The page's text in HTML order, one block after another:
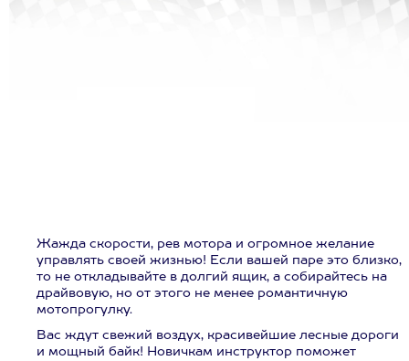
Жажда скорости, рев мотора и огромное желание
управлять своей жизнью! Если вашей паре это близко,
то не откладывайте в долгий ящик, а собирайтесь на
драйвовую, но от этого не менее романтичную
мотопрогулку.
Вас ждут свежий воздух, красивейшие лесные дороги
и мощный байк! Новичкам инструктор поможет